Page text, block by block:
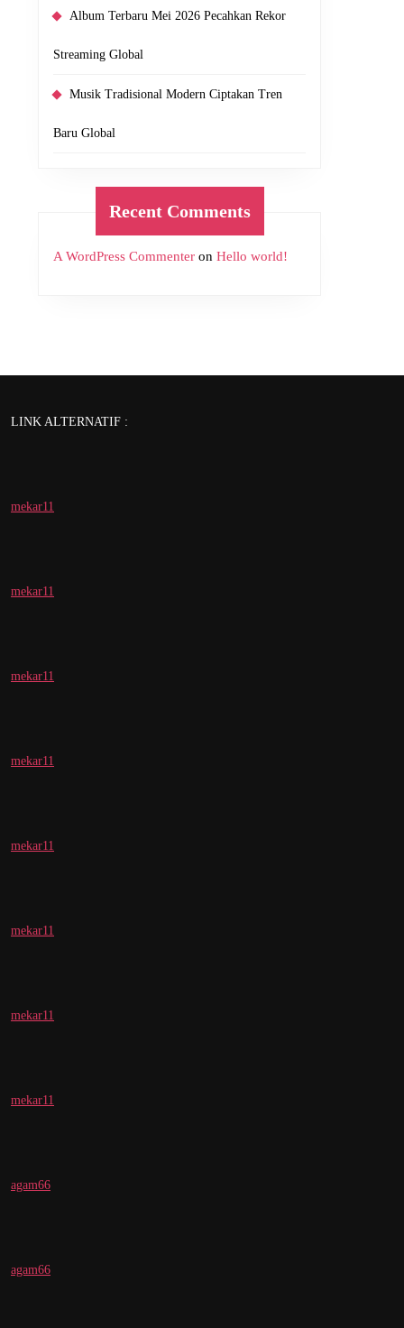
Album Terbaru Mei 2026 Pecahkan Rekor
Streaming Global
Musik Tradisional Modern Ciptakan Tren
Baru Global
Recent Comments
A WordPress Commenter on Hello world!
LINK ALTERNATIF :
mekar11
mekar11
mekar11
mekar11
mekar11
mekar11
mekar11
mekar11
agam66
agam66